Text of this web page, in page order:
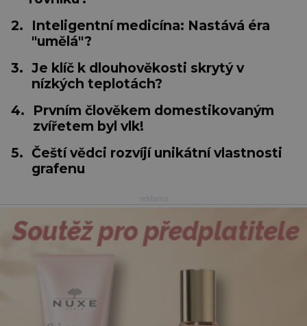
2.
Inteligentní medicína: Nastává éra
"umělá"?
3. Je klíč k dlouhověkosti skrytý v
nízkých teplotách?
4.
Prvním člověkem domestikovaným
zvířetem byl vlk!
5. Čeští vědci rozvíjí unikátní vlastnosti
grafenu